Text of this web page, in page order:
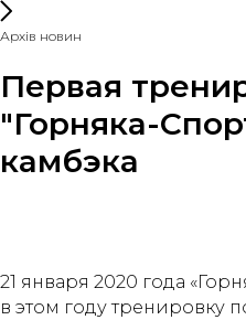
Архів новин
Первая
"Горняка-
камбэка
21 января 2020 года
в этом году тренировку